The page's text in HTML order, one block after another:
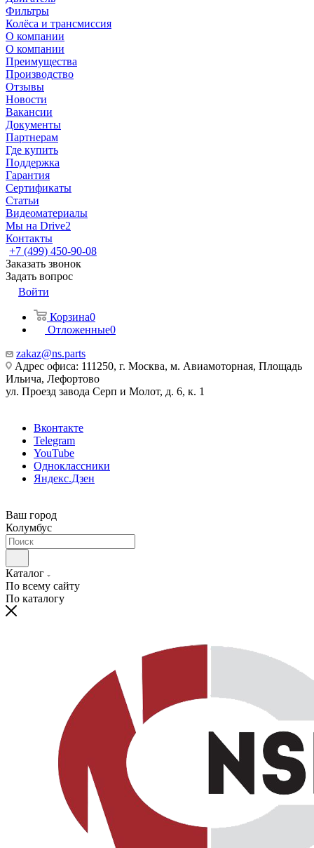
Фильтры
Колёса и трансмиссия
О компании
О компании
Преимущества
Производство
Отзывы
Новости
Вакансии
Документы
Партнерам
Где купить
Поддержка
Гарантия
Сертификаты
Статьи
Видеоматериалы
Мы на Drive2
Контакты
+7 (499) 450-90-08
Заказать звонок
Задать вопрос
Войти
Корзина0
Отложенные0
zakaz@ns.parts
Адрес офиса: 111250, г. Москва, м. Авиамоторная, Площадь
Ильича, Лефортово
ул. Проезд завода Серп и Молот, д. 6, к. 1
Вконтакте
Telegram
YouTube
Одноклассники
Яндекс.Дзен
Ваш город
Колумбус
Каталог
По всему сайту
По каталогу